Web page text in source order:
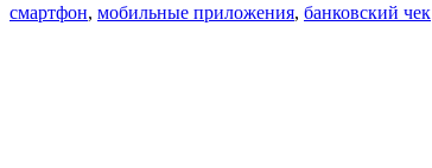
смартфон, мобильные приложения, банковский чек